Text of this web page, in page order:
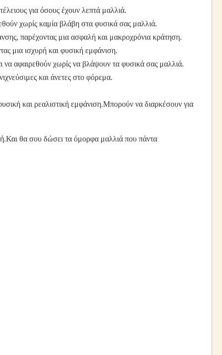
για όσους έχουν λεπτά μαλλιά.
χωρίς καμία βλάβη στα φυσικά σας μαλλιά.
παρέχοντας μια ασφαλή και μακροχρόνια κράτηση.
μια ισχυρή και φυσική εμφάνιση.
να αφαιρεθούν χωρίς να βλάψουν τα φυσικά σας μαλλιά.
και άνετες στο φόρεμα.
και ρεαλιστική εμφάνιση.Μπορούν να διαρκέσουν για
θα σου δώσει τα όμορφα μαλλιά που πάντα